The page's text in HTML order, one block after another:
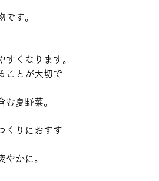
す。
くなります。
ことが大切で
夏野菜。
くりにおすす
かに。